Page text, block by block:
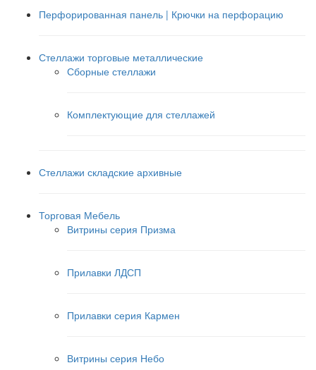
Перфорированная панель | Крючки на перфорацию
Стеллажи торговые металлические
Сборные стеллажи
Комплектующие для стеллажей
Стеллажи складские архивные
Торговая Мебель
Витрины серия Призма
Прилавки ЛДСП
Прилавки серия Кармен
Витрины серия Небо